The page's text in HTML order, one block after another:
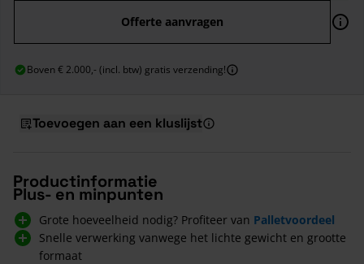
Offerte aanvragen
Boven € 2.000,- (incl. btw) gratis verzending!
Toevoegen aan een kluslijst
Productinformatie
Plus- en minpunten
Grote hoeveelheid nodig? Profiteer van Palletvoordeel
Snelle verwerking vanwege het lichte gewicht en grootte
formaat